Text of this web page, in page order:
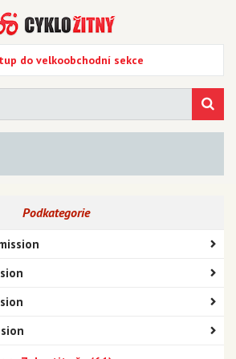
do velkoobchodní sekce
Podkategorie